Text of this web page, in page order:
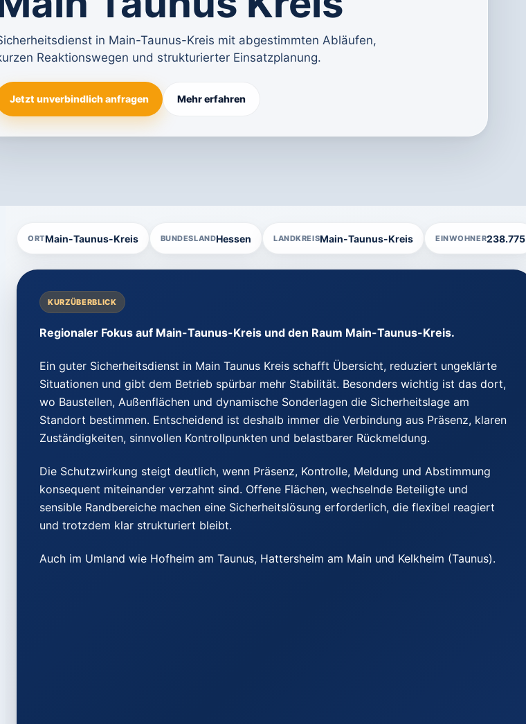
in Main-Taunus-Kreis mit abgestimmten Abläufen,
Reaktionswegen und strukturierter Einsatzplanung.
Jetzt unverbindlich anfragen Mehr erfahren
ORTMain-Taunus-Kreis BUNDESLANDHessen LANDKREISMain-Taunus-Kreis EINWOHNER238.775
KURZÜBERBLICK
Regionaler Fokus auf Main-Taunus-Kreis und den Raum Main-Taunus-Kreis.
Ein guter Sicherheitsdienst in Main Taunus Kreis schafft Übersicht, reduziert ungeklärte
Situationen und gibt dem Betrieb spürbar mehr Stabilität. Besonders wichtig ist das dort,
wo Baustellen, Außenflächen und dynamische Sonderlagen die Sicherheitslage am
Standort bestimmen. Entscheidend ist deshalb immer die Verbindung aus Präsenz, klaren
Zuständigkeiten, sinnvollen Kontrollpunkten und belastbarer Rückmeldung.
Die Schutzwirkung steigt deutlich, wenn Präsenz, Kontrolle, Meldung und Abstimmung
konsequent miteinander verzahnt sind. Offene Flächen, wechselnde Beteiligte und
sensible Randbereiche machen eine Sicherheitslösung erforderlich, die flexibel reagiert
und trotzdem klar strukturiert bleibt.
Auch im Umland wie Hofheim am Taunus, Hattersheim am Main und Kelkheim (Taunus).